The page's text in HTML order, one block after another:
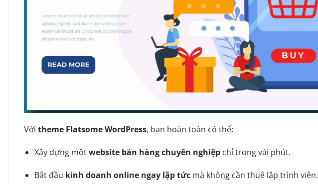
Với theme Flatsome WordPress, bạn hoàn toàn có thể:
Xây dựng mộtwebsite bán hàng chuyên nghiệpchỉ trong vài phút.
Bắt đầu kinh doanh online ngay lập tứcmà không cần thuê lập trình viên.